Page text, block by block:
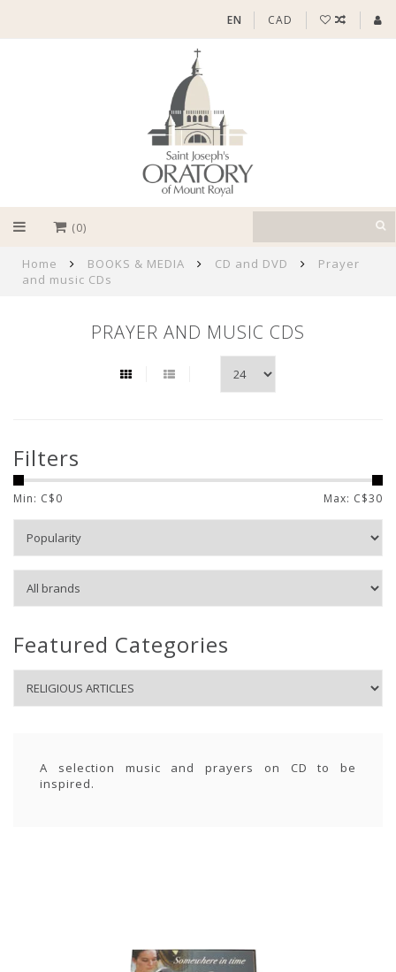
EN CAD
(0)
Home BOOKS & MEDIA CD and DVD
Prayer
and music CDs
PRAYER AND MUSIC CDS
Filters
Min: C$0 Max: C$30
Featured Categories
A selection music and prayers on CD to be
inspired.